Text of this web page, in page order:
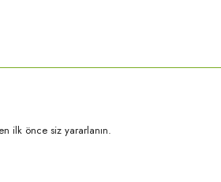
bulunuyor.
ilk önce siz yararlanın.